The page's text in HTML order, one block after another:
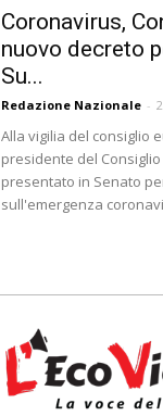
Coronavirus,
nuovo decreto
Su...
Redazione Nazionale -
Alla vigilia del consiglio
presidente del
presentato in Senato
sull'emergenza